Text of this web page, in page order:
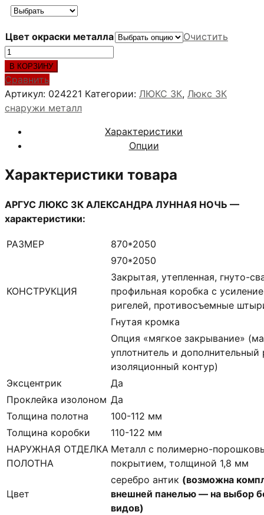
Цвет окраски металла
Очистить
Количество
товара
АРГУС
ЛЮКС
3К
ЛУННАЯ
НОЧЬ
В КОРЗИНУ
Сравнить
Артикул: 024221 Категории: ЛЮКС 3К, Люкс 3К
снаружи металл
Характеристики
Опции
Характеристики товара
АРГУС ЛЮКС 3К АЛЕКСАНДРА ЛУННАЯ НОЧЬ —
характеристики:
РАЗМЕР
870*2050
970*2050
КОНСТРУКЦИЯ
Закрытая, утепленная, гнуто-
профильная коробка с
ригелей, противосъемные
Гнутая кромка
Опция «мягкое закрывание»
уплотнитель и дополнительный
изоляционный контур)
Эксцентрик
Да
Проклейка изолоном Да
Толщина полотна
100-112 мм
Толщина коробки
110-122 мм
НАРУЖНАЯ ОТДЕЛКА
ПОЛОТНА
Металл с полимерно-
покрытием, толщиной 1,8 мм
Цвет
серебро антик (возможна
внешней панелью — на выбор
видов)